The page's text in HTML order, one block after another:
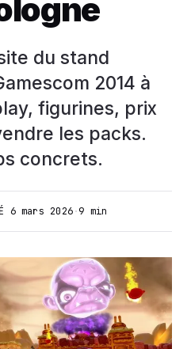
du stand
2014 à
figurines, prix
les packs.
concrets.
6 mars 2026·9 min